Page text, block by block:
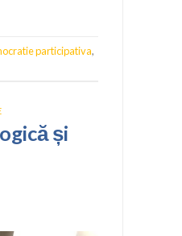
participativa,
și